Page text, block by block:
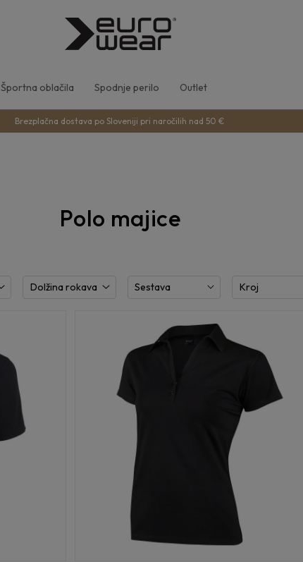
Brezplačna dostava po Sloveniji pri naročilih nad 50 €
Športna oblačila Spodnje perilo Outlet
Polo majice
Dolžina rokava Sestava Kroj